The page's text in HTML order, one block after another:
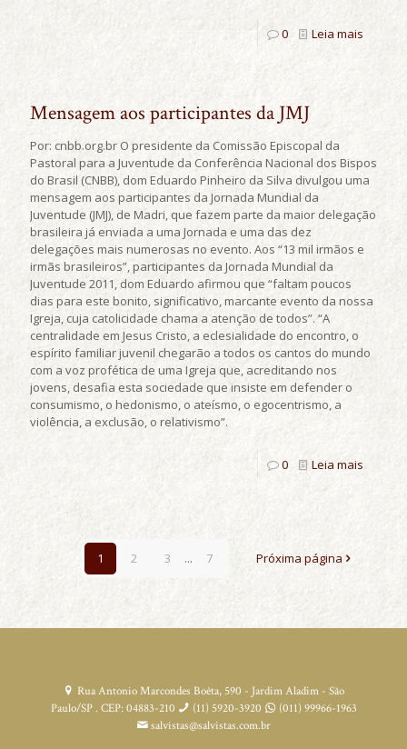
0 Leia mais
Mensagem aos participantes da JMJ
Por: cnbb.org.br O presidente da Comissão Episcopal da
Pastoral para a Juventude da Conferência Nacional dos Bispos
do Brasil (CNBB), dom Eduardo Pinheiro da Silva divulgou uma
mensagem aos participantes da Jornada Mundial da
Juventude (JMJ), de Madri, que fazem parte da maior delegação
brasileira já enviada a uma Jornada e uma das dez
delegações mais numerosas no evento. Aos “13 mil irmãos e
irmãs brasileiros”, participantes da Jornada Mundial da
Juventude 2011, dom Eduardo afirmou que “faltam poucos
dias para este bonito, significativo, marcante evento da nossa
Igreja, cuja catolicidade chama a atenção de todos”. “A
centralidade em Jesus Cristo, a eclesialidade do encontro, o
espírito familiar juvenil chegarão a todos os cantos do mundo
com a voz profética de uma Igreja que, acreditando nos
jovens, desafia esta sociedade que insiste em defender o
consumismo, o hedonismo, o ateísmo, o egocentrismo, a
violência, a exclusão, o relativismo”.
0 Leia mais
1 2 3 ... 7 Próxima página
Rua Antonio Marcondes Boêta, 590 - Jardim Aladim - São
Paulo/SP . CEP: 04883-210
(11) 5920-3920
(011) 99966-1963
salvistas@salvistas.com.br